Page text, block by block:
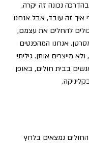
נכונה זה יקרה.
איך זה עובד, אבל אנחנו
להחלים את עצמם,
אנחנו המהפנטים
מייצרים אותן. גיליתי
בבית חולים, באופן
נמצאים בלחץ